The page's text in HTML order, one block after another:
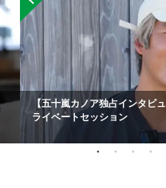
【五十嵐カノア独占インタビ
ライベートセッション